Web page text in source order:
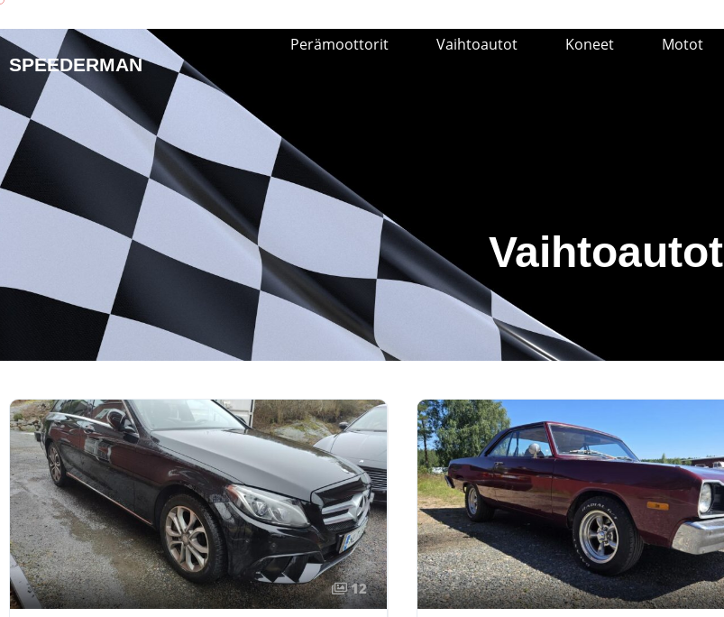
SPEEDERMAN
Perämoottorit Vaihtoautot Koneet Motot
Vaihtoautot
12